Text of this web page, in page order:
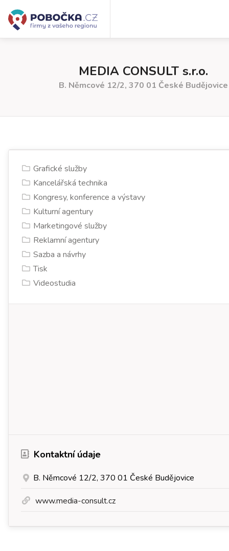
MEDIA CONSULT s.r.o.
B. Němcové 12/2, 370 01 České Budějovice
Grafické služby
Kancelářská technika
Kongresy, konference a výstavy
Kulturní agentury
Marketingové služby
Reklamní agentury
Sazba a návrhy
Tisk
Videostudia
Kontaktní údaje
B. Němcové 12/2, 370 01 České Budějovice
www.media-consult.cz